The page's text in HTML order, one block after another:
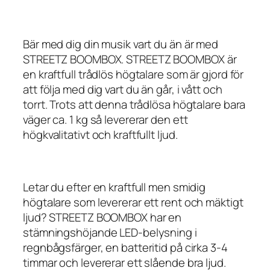
Bär med dig din musik vart du än är med
STREETZ BOOMBOX. STREETZ BOOMBOX är
en kraftfull trådlös högtalare som är gjord för
att följa med dig vart du än går, i vått och
torrt. Trots att denna trådlösa högtalare bara
väger ca. 1 kg så levererar den ett
högkvalitativt och kraftfullt ljud.
Letar du efter en kraftfull men smidig
högtalare som levererar ett rent och mäktigt
ljud? STREETZ BOOMBOX har en
stämningshöjande LED-belysning i
regnbågsfärger, en batteritid på cirka 3-4
timmar och levererar ett slående bra ljud.